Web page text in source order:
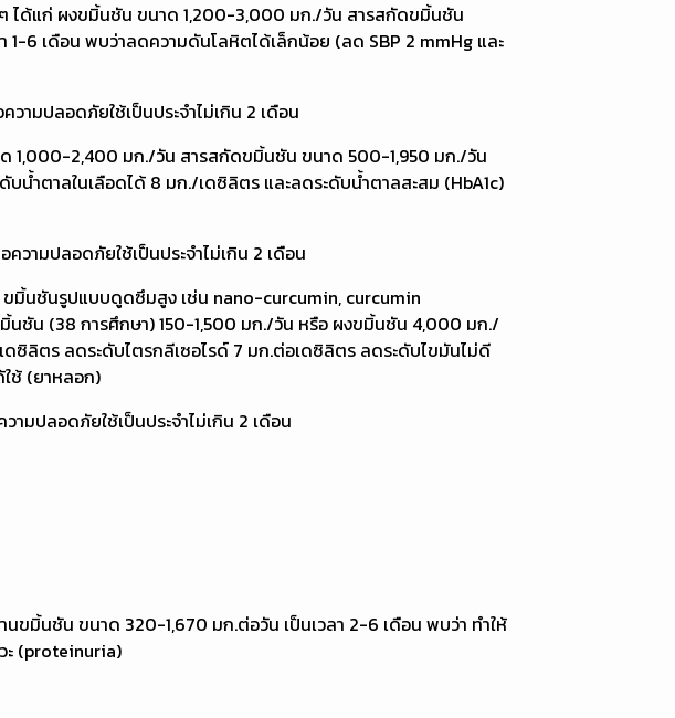
ได้แก่ ผงขมิ้นชัน ขนาด 1,200-3,000 มก./วัน สารสกัดขมิ้นชัน
6 เดือน พบว่าลดความดันโลหิตได้เล็กน้อย (ลด SBP 2 mmHg และ
มปลอดภัยใช้เป็นประจำไม่เกิน 2 เดือน
1,000-2,400 มก./วัน สารสกัดขมิ้นชัน ขนาด 500-1,950 มก./วัน
ำตาลในเลือดได้ 8 มก./เดซิลิตร และลดระดับน้ำตาลสะสม (HbA1c)
ามปลอดภัยใช้เป็นประจำไม่เกิน 2 เดือน
ขมิ้นชันรูปแบบดูดซึมสูง เช่น nano-curcumin, curcumin
ชัน (38 การศึกษา) 150-1,500 มก./วัน หรือ ผงขมิ้นชัน 4,000 มก./
ซิลิตร ลดระดับไตรกลีเซอไรด์ 7 มก.ต่อเดซิลิตร ลดระดับไขมันไม่ดี
ช้ (ยาหลอก)
มปลอดภัยใช้เป็นประจำไม่เกิน 2 เดือน
ขมิ้นชัน ขนาด 320-1,670 มก.ต่อวัน เป็นเวลา 2-6 เดือน พบว่า ทำให้
ะ (proteinuria)